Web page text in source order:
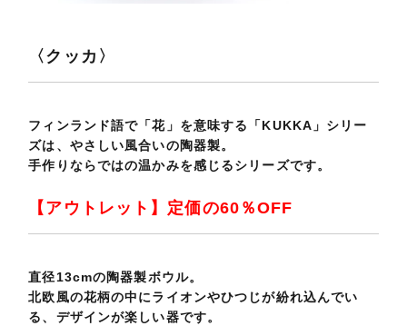
〈クッカ〉
フィンランド語で「花」を意味する「KUKKA」シリー
ズは、やさしい風合いの陶器製。
手作りならではの温かみを感じるシリーズです。
【アウトレット】定価の60％OFF
直径13cmの陶器製ボウル。
北欧風の花柄の中にライオンやひつじが紛れ込んでい
る、デザインが楽しい器です。